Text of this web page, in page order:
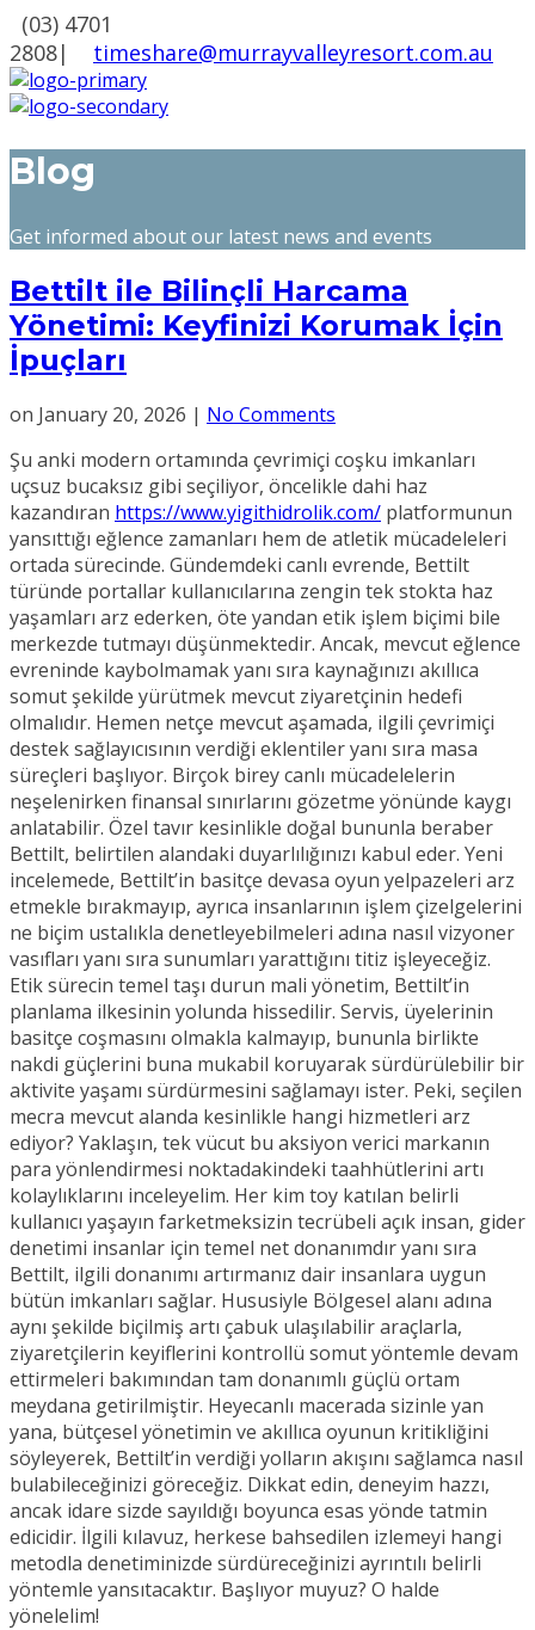
(03) 4701
2808| timeshare@murrayvalleyresort.com.au
Blog
Get informed about our latest news and events
Bettilt ile Bilinçli Harcama
Yönetimi: Keyfinizi Korumak İçin
İpuçları
on January 20, 2026 | No Comments
Şu anki modern ortamında çevrimiçi coşku imkanları
uçsuz bucaksız gibi seçiliyor, öncelikle dahi haz
kazandıran https://www.yigithidrolik.com/ platformunun
yansıttığı eğlence zamanları hem de atletik mücadeleleri
ortada sürecinde. Gündemdeki canlı evrende, Bettilt
türünde portallar kullanıcılarına zengin tek stokta haz
yaşamları arz ederken, öte yandan etik işlem biçimi bile
merkezde tutmayı düşünmektedir. Ancak, mevcut eğlence
evreninde kaybolmamak yanı sıra kaynağınızı akıllıca
somut şekilde yürütmek mevcut ziyaretçinin hedefi
olmalıdır. Hemen netçe mevcut aşamada, ilgili çevrimiçi
destek sağlayıcısının verdiği eklentiler yanı sıra masa
süreçleri başlıyor. Birçok birey canlı mücadelelerin
neşelenirken finansal sınırlarını gözetme yönünde kaygı
anlatabilir. Özel tavır kesinlikle doğal bununla beraber
Bettilt, belirtilen alandaki duyarlılığınızı kabul eder. Yeni
incelemede, Bettilt’in basitçe devasa oyun yelpazeleri arz
etmekle bırakmayıp, ayrıca insanlarının işlem çizelgelerini
ne biçim ustalıkla denetleyebilmeleri adına nasıl vizyoner
vasıfları yanı sıra sunumları yarattığını titiz işleyeceğiz.
Etik sürecin temel taşı durun mali yönetim, Bettilt’in
planlama ilkesinin yolunda hissedilir. Servis, üyelerinin
basitçe coşmasını olmakla kalmayıp, bununla birlikte
nakdi güçlerini buna mukabil koruyarak sürdürülebilir bir
aktivite yaşamı sürdürmesini sağlamayı ister. Peki, seçilen
mecra mevcut alanda kesinlikle hangi hizmetleri arz
ediyor? Yaklaşın, tek vücut bu aksiyon verici markanın
para yönlendirmesi noktadakindeki taahhütlerini artı
kolaylıklarını inceleyelim. Her kim toy katılan belirli
kullanıcı yaşayın farketmeksizin tecrübeli açık insan, gider
denetimi insanlar için temel net donanımdır yanı sıra
Bettilt, ilgili donanımı artırmanız dair insanlara uygun
bütün imkanları sağlar. Hususiyle Bölgesel alanı adına
aynı şekilde biçilmiş artı çabuk ulaşılabilir araçlarla,
ziyaretçilerin keyiflerini kontrollü somut yöntemle devam
ettirmeleri bakımından tam donanımlı güçlü ortam
meydana getirilmiştir. Heyecanlı macerada sizinle yan
yana, bütçesel yönetimin ve akıllıca oyunun kritikliğini
söyleyerek, Bettilt’in verdiği yolların akışını sağlamca nasıl
bulabileceğinizi göreceğiz. Dikkat edin, deneyim hazzı,
ancak idare sizde sayıldığı boyunca esas yönde tatmin
edicidir. İlgili kılavuz, herkese bahsedilen izlemeyi hangi
metodla denetiminizde sürdüreceğinizi ayrıntılı belirli
yöntemle yansıtacaktır. Başlıyor muyuz? O halde
yönelelim!